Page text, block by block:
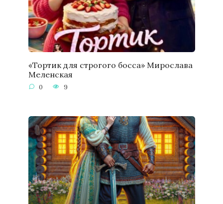
«Тортик для строгого босса» Мирослава
Меленская
0 9